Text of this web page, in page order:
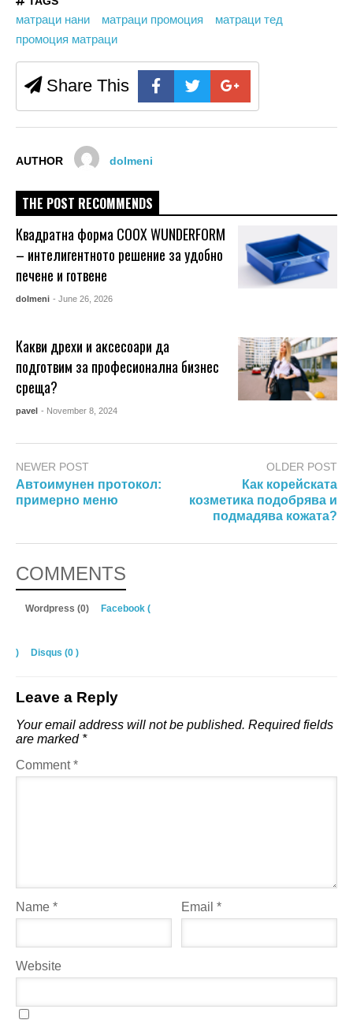
матраци нани матраци промоция
матраци тед
промоция матраци
Share This
AUTHOR dolmeni
THE POST RECOMMENDS
Квадратна форма COOX WUNDERFORM
– интелигентното решение за удобно
печене и готвене
dolmeni - June 26, 2026
Какви дрехи и аксесоари да
подготвим за професионална бизнес
среща?
pavel - November 8, 2024
NEWER POST
Автоимунен протокол:
примерно меню
OLDER POST
Как корейската
козметика подобрява и
подмадява кожата?
COMMENTS
Wordpress (0) Facebook (
) Disqus (0 )
Leave a Reply
Your email address will not be published. Required fields
are marked *
Comment*
Name * Email*
Website